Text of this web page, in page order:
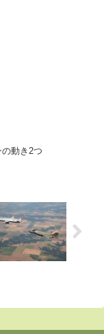
動き2つ